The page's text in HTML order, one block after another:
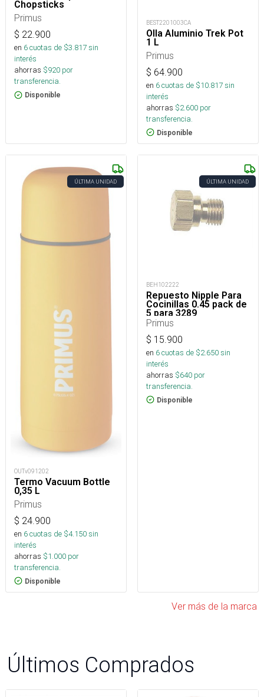
Chopsticks
Primus
$ 22.900
en 6cuotas de $3.817sin
interés
ahorras $920 por
transferencia.
Disponible
BEST2201003CA
Olla Aluminio Trek Pot
1 L
Primus
$ 64.900
en 6cuotas de $10.817sin
interés
ahorras $2.600 por
transferencia.
Disponible
ÚLTIMA UNIDAD
OUTv091202
Termo Vacuum Bottle
0,35 L
Primus
$ 24.900
en 6cuotas de $4.150sin
interés
ahorras $1.000 por
transferencia.
Disponible
ÚLTIMA UNIDAD
BEH102222
Repuesto Nipple Para
Cocinillas 0.45 pack de
5 para 3289
Primus
$ 15.900
en 6cuotas de $2.650sin
interés
ahorras $640 por
transferencia.
Disponible
Ver más de la marca
Últimos Comprados